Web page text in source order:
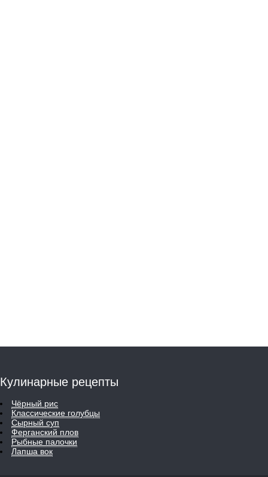
Кулинарные рецепты
Чёрный рис
Классические голубцы
Сырный суп
Ферганский плов
Рыбные палочки
Лапша вок